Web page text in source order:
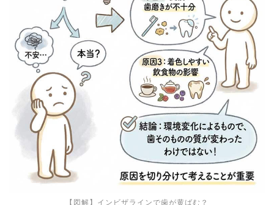
【図解】インビザラインで歯が黄ばむ？